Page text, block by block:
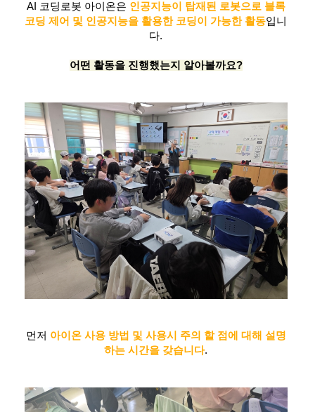
AI 코딩로봇 아이온은 인공지능이 탑재된 로봇으로 블록
코딩 제어 및 인공지능을 활용한 코딩이 가능한 활동입니
다.
어떤 활동을 진행했는지 알아볼까요?
먼저 아이온 사용 방법 및 사용시 주의 할 점에 대해 설명
하는 시간을 갖습니다.